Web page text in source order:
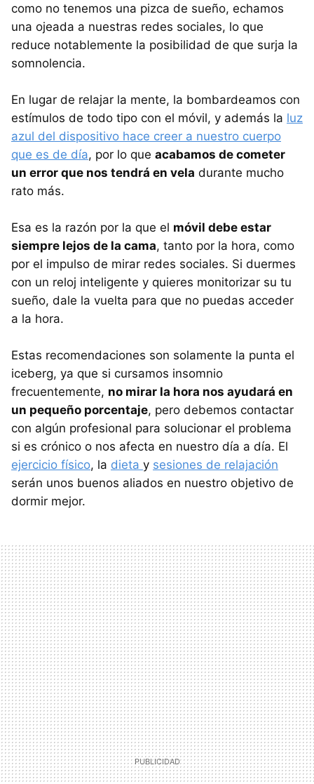
como no tenemos una pizca de sueño, echamos
una ojeada a nuestras redes sociales, lo que
reduce notablemente la posibilidad de que surja la
somnolencia.
En lugar de relajar la mente, la bombardeamos con
estímulos de todo tipo con el móvil, y además la luz
azul del dispositivo hace creer a nuestro cuerpo
que es de día, por lo que acabamos de cometer
un error que nos tendrá en vela durante mucho
rato más.
Esa es la razón por la que el móvil debe estar
siempre lejos de la cama, tanto por la hora, como
por el impulso de mirar redes sociales. Si duermes
con un reloj inteligente y quieres monitorizar su tu
sueño, dale la vuelta para que no puedas acceder
a la hora.
Estas recomendaciones son solamente la punta el
iceberg, ya que si cursamos insomnio
frecuentemente, no mirar la hora nos ayudará en
un pequeño porcentaje, pero debemos contactar
con algún profesional para solucionar el problema
si es crónico o nos afecta en nuestro día a día. El
ejercicio físico, la dieta y sesiones de relajación
serán unos buenos aliados en nuestro objetivo de
dormir mejor.